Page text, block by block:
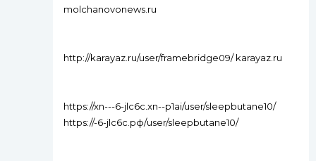
molchanovonews.ru
http://karayaz.ru/user/framebridge09/ karayaz.ru
https://xn---6-jlc6c.xn--p1ai/user/sleepbutane10/
https://-6-jlc6c.рф/user/sleepbutane10/